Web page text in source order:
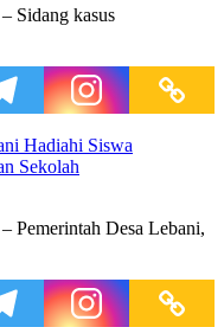
Sidang kasus
Hadiahi Siswa
Sekolah
Desa Lebani,